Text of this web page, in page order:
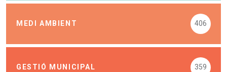
MEDI AMBIENT 406
GESTIÓ MUNICIPAL 359